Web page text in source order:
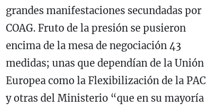
grandes manifestaciones secundadas por
COAG. Fruto de la presión se pusieron
encima de la mesa de negociación 43
medidas; unas que dependían de la Unión
Europea como la Flexibilización de la PAC
y otras del Ministerio “que en su mayoría